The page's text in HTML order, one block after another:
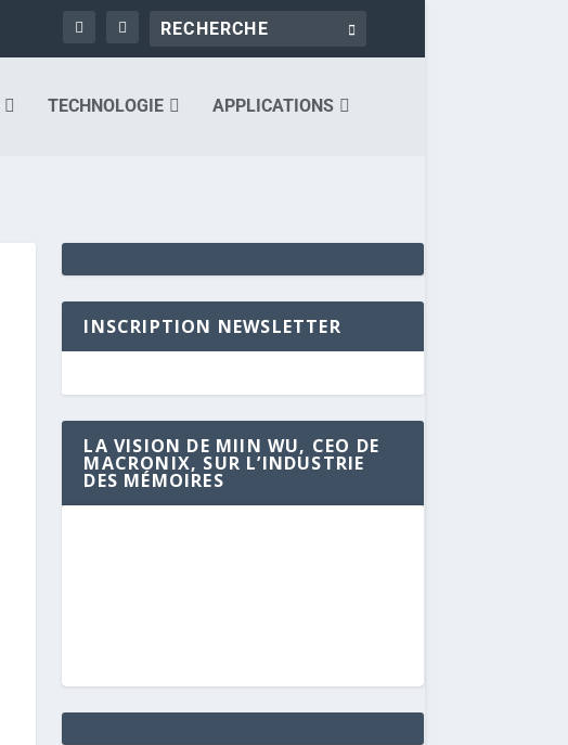
TECHNOLOGIE APPLICATIONS
INSCRIPTION NEWSLETTER
LA VISION DE MIIN WU, CEO DE
MACRONIX, SUR L’INDUSTRIE
DES MÉMOIRES